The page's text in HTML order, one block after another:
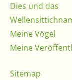
Dies und das
Meine Vögel
Meine
Sitemap